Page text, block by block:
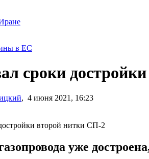
в ЕС
сроки
, 4 июня 2021, 16:23
уже